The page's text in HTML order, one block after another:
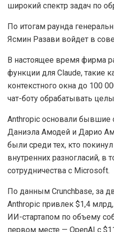
широкий спектр задач по
По итогам раунда
Ясмин Разави войдет в
В настоящее время фирма
функции для Claude, такие
контекстного окна до 100
чат-боту обрабатывать
Anthropic основали бывшие
Даниэла Амодей и Дарио
были среди тех, кто
внутренних разногласий, в
сотрудничества с Microsoft.
По данным Crunchbase, за
Anthropic привлек $1,4
ИИ-стартапом по объему
первом месте — OpenAI с